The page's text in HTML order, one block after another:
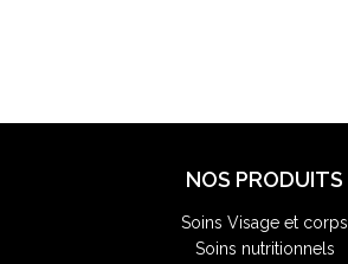
NOS PRODUITS
Soins Visage et corps
Soins nutritionnels